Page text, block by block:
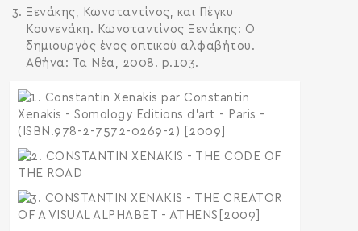
Ξενάκης, Κωνσταντίνος, και Πέγκυ
Κουνενάκη. Κωνσταντίνος Ξενάκης: O
δημιουργός ένος οπτικού αλφαβήτου.
Αθήνα: Τα Νέα, 2008. p.103.